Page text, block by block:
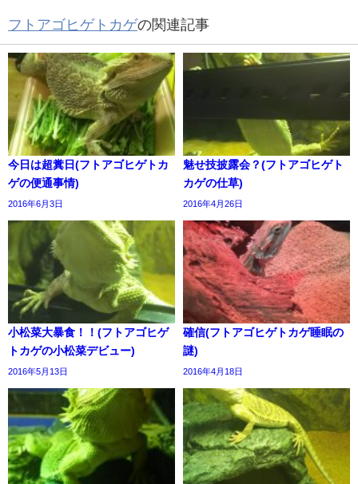
フトアゴヒゲトカゲの関連記事
今日は超糞日(フトアゴヒゲトカ
ゲの便通事情)
2016年6月3日
魅せ技披露会？(フトアゴヒゲト
カゲの仕草)
2016年4月26日
小松菜大暴食！！(フトアゴヒゲ
トカゲの小松菜デビュー)
2016年5月13日
確信(フトアゴヒゲトカゲ睡眠の
謎)
2016年4月18日